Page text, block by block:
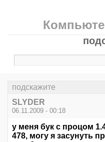
подскажите
SLYDER
06.11.2009 - 00:18
у меня бук с процом
478, могу я засунуть